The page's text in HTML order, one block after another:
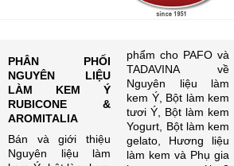
PHÂN PHỐI
NGUYÊN LIỆU
LÀM KEM Ý
RUBICONE &
AROMITALIA
Bán và giới thiệu
Nguyên liệu làm
phẩm cho PAFO và
TADAVINA về
Nguyên liệu làm
kem Ý, Bột làm kem
tươi Ý, Bột làm kem
Yogurt, Bột làm kem
gelato, Hương liệu
làm kem và Phụ gia